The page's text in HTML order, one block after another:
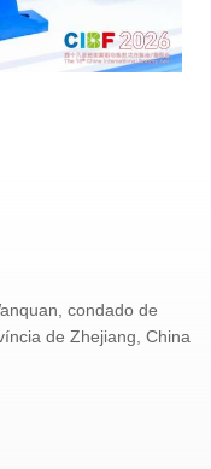
condado de
de Zhejiang, China